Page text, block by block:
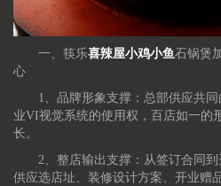
一、筷乐喜辣屋小鸡小鱼石锅煲
心
1、品牌形象支撑：总部供应共同
业VI视觉系统的使用权，百店如一的
长。
2、整店输出支撑：从签订合同到
供应选店址、装修设计方案、开业赠